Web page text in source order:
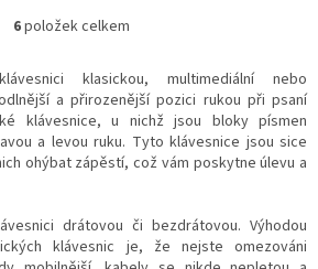
O
á
d
a
c
r
v
6položek celkem
klasickou, multimediální nebo
a přirozenější pozici rukou při psaní
klávesnice, u nichž jsou bloky písmen
a levou ruku. Tyto klávesnice jsou sice
ohýbat zápěstí, což vám poskytne úlevu a
drátovou či bezdrátovou. Výhodou
klávesnic je, že nejste omezováni